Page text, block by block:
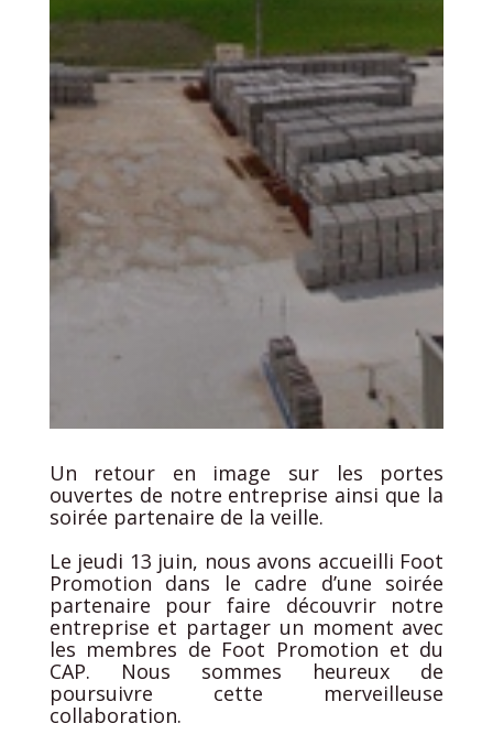
Un retour en image sur les portes
ouvertes de notre entreprise ainsi que la
soirée partenaire de la veille.
Le jeudi 13 juin, nous avons accueilli Foot
Promotion dans le cadre d’une soirée
partenaire pour faire découvrir notre
entreprise et partager un moment avec
les membres de Foot Promotion et du
CAP. Nous sommes heureux de
poursuivre cette merveilleuse
collaboration.